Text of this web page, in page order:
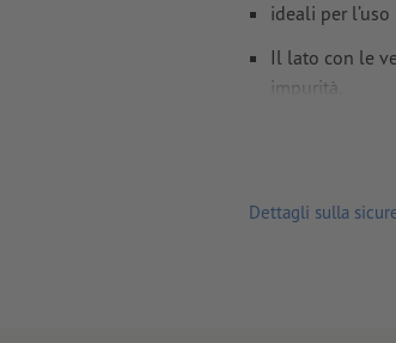
ideali per
Il lato con le
impurità.
la
forza adesiva
Dettagli sulla